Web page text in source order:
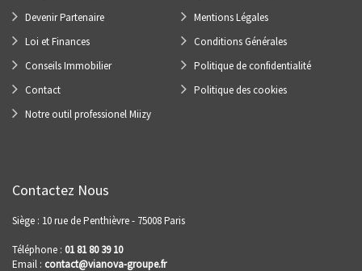
Devenir Partenaire
Loi et Finances
Conseils Immobilier
Contact
Notre outil professionel Miizy
Mentions Légales
Conditions Générales
Politique de confidentialité
Politique des cookies
Contactez Nous
Siège : 10 rue de Penthièvre - 75008 Paris
Téléphone : 01 81 80 39 10
Email : contact@vianova-groupe.fr